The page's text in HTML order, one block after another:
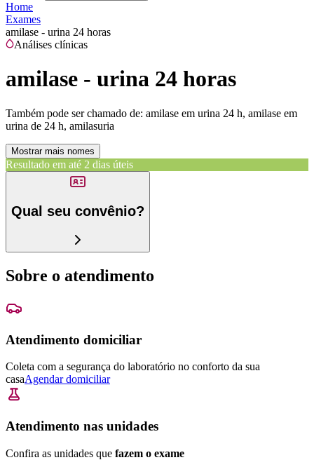
Home
Exames
amilase - urina 24 horas
Análises clínicas
amilase - urina 24 horas
Também pode ser chamado de: amilase em urina 24 h, amilase em
urina de 24 h, amilasuria
Mostrar mais nomes
Resultado em até 2 dias úteis
Qual seu convênio?
Sobre o atendimento
Atendimento domiciliar
Coleta com a segurança do laboratório no conforto da sua
casaAgendar domiciliar
Atendimento nas unidades
Confira as unidades que fazem o exame